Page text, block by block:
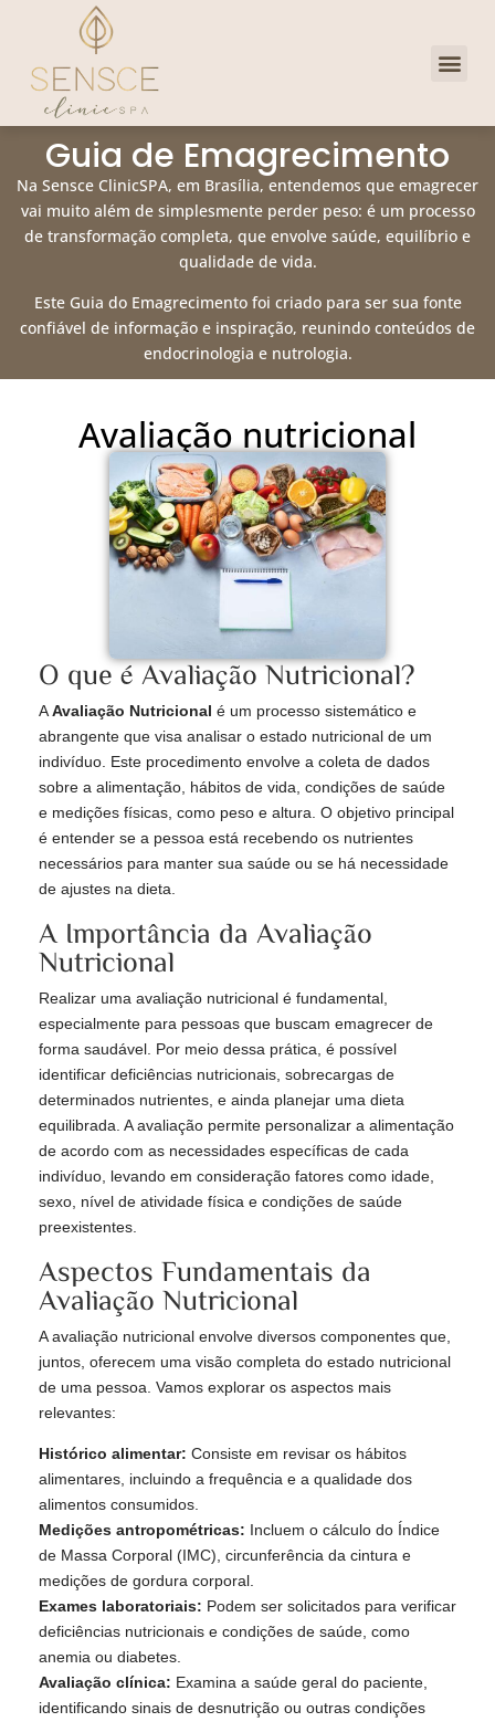
Guia de Emagrecimento
Na Sensce ClinicSPA, em Brasília, entendemos que emagrecer
vai muito além de simplesmente perder peso: é um processo
de transformação completa, que envolve saúde, equilíbrio e
qualidade de vida.
Este Guia do Emagrecimento foi criado para ser sua fonte
confiável de informação e inspiração, reunindo conteúdos de
endocrinologia e nutrologia.
Avaliação nutricional
O que é Avaliação Nutricional?
AAvaliação Nutricional é um processo sistemático e
abrangente que visa analisar o estado nutricional de um
indivíduo. Este procedimento envolve a coleta de dados
sobre a alimentação, hábitos de vida, condições de saúde
e medições físicas, como peso e altura. O objetivo principal
é entender se a pessoa está recebendo os nutrientes
necessários para manter sua saúde ou se há necessidade
de ajustes na dieta.
A Importância da Avaliação
Nutricional
Realizar uma avaliação nutricional é fundamental,
especialmente para pessoas que buscam emagrecer de
forma saudável. Por meio dessa prática, é possível
identificar deficiências nutricionais, sobrecargas de
determinados nutrientes, e ainda planejar uma dieta
equilibrada. A avaliação permite personalizar a alimentação
de acordo com as necessidades específicas de cada
indivíduo, levando em consideração fatores como idade,
sexo, nível de atividade física e condições de saúde
preexistentes.
Aspectos Fundamentais da
Avaliação Nutricional
A avaliação nutricional envolve diversos componentes que,
juntos, oferecem uma visão completa do estado nutricional
de uma pessoa. Vamos explorar os aspectos mais
relevantes:
Histórico alimentar: Consiste em revisar os hábitos
alimentares, incluindo a frequência e a qualidade dos
alimentos consumidos.
Medições antropométricas: Incluem o cálculo do Índice
de Massa Corporal (IMC), circunferência da cintura e
medições de gordura corporal.
Exames laboratoriais: Podem ser solicitados para verificar
deficiências nutricionais e condições de saúde, como
anemia ou diabetes.
Avaliação clínica: Examina a saúde geral do paciente,
identificando sinais de desnutrição ou outras condições